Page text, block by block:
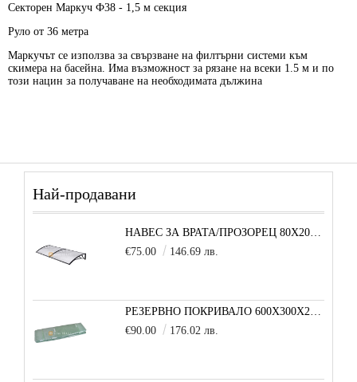
Секторен Маркуч Ф38 - 1,5 м секция
Руло от 36 метра
Маркучът се използва за свързване на филтърни системи към
скимера на басейна. Има възможност за рязане на всеки 1.5 м и по
този нацин за получаване на необходимата дължина
Най-продавани
НАВЕС ЗА ВРАТА/ПРОЗОРЕЦ 80Х200 СМ, ЧЕРНО-ПРОЗРАЧНО
€75.00
146.69 лв.
€90.00
176.02 лв.